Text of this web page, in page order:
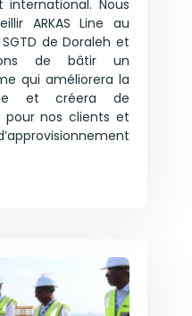
Nous
ARKAS Line au
de Doraleh et
de bâtir un
qui améliorera la
et créera de
pour nos clients et